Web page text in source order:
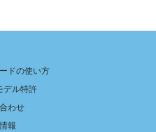
ドの使い方
デル特許
わせ
報